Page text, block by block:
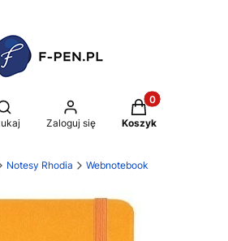
Otwórz wyszukiwarkę
Zaloguj się
Produkty w
Koszyk
Notesy Rhodia Webnotebook